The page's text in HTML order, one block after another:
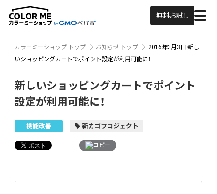
無料お試し
カラーミーショップ トップ お知らせ トップ 2016年3月3日 新し
いショッピングカートでポイント設定が利用可能に！
新しいショッピングカートでポイント
設定が利用可能に！
機能改善 新カゴプロジェクト
コピー